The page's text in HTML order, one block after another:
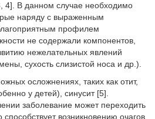
4]. В данном случае необходимо
наряду с выраженным
профилем
не содержали компонентов,
нежелательных явлений
сухость слизистой носа и др.).
осложнениях, таких как отит,
у детей), синусит [5].
заболевание может переходить
возникновению очагов